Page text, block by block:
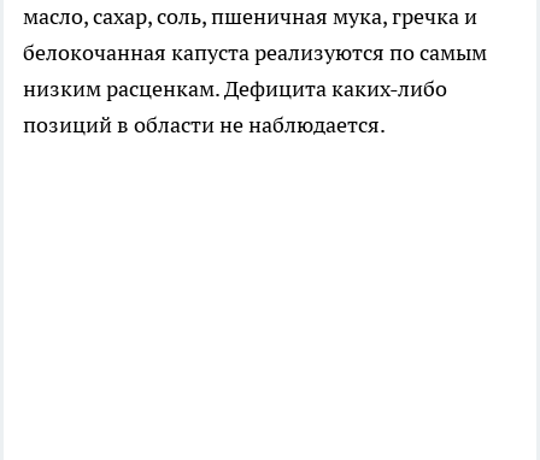
масло, сахар, соль, пшеничная мука, гречка и
белокочанная капуста реализуются по самым
низким расценкам. Дефицита каких-либо
позиций в области не наблюдается.